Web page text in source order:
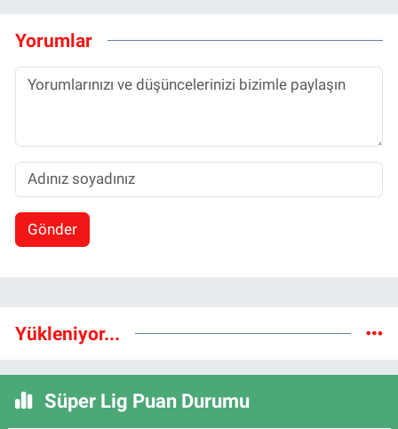
Yorumlar
Gönder
Yükleniyor...
Süper Lig Puan Durumu